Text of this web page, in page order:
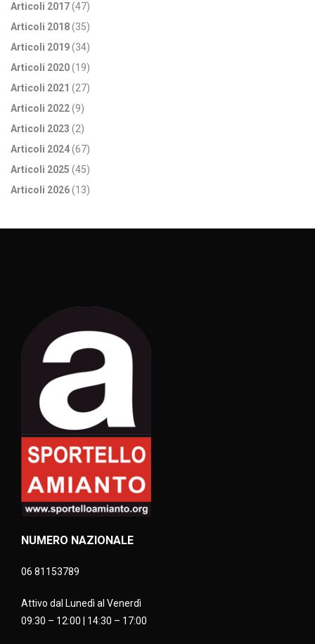
Articoli 2017(47)
Articoli 2018(35)
Articoli 2019(34)
Articoli 2020(19)
Articoli 2021 (27)
Articoli 2022(9)
Articoli 2023 (2)
Articoli 2024(67)
Articoli 2025 (45)
Articoli 2026(13)
NUMERO NAZIONALE
06 81153789
Attivo dal Lunedì al Venerdì
09:30 – 12:00 | 14:30 – 17:00